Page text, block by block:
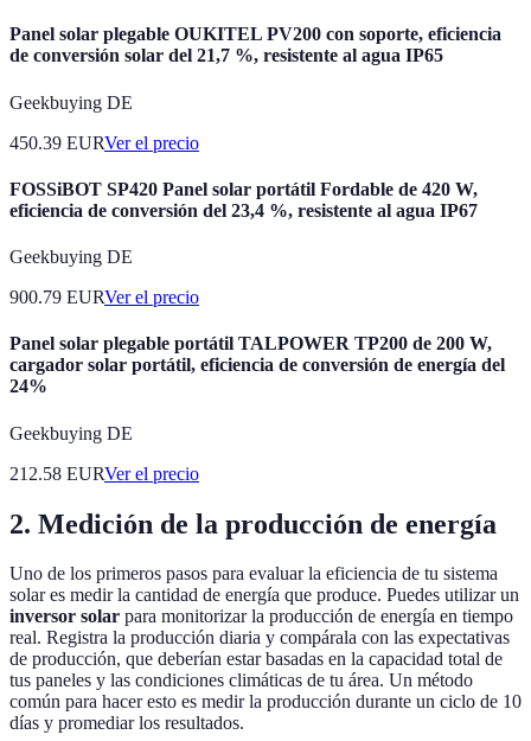
Panel solar plegable OUKITEL PV200 con soporte, eficiencia
de conversión solar del 21,7 %, resistente al agua IP65
Geekbuying DE
450.39 EURVer el precio
FOSSiBOT SP420 Panel solar portátil Fordable de 420 W,
eficiencia de conversión del 23,4 %, resistente al agua IP67
Geekbuying DE
900.79 EURVer el precio
Panel solar plegable portátil TALPOWER TP200 de 200 W,
cargador solar portátil, eficiencia de conversión de energía del
24%
Geekbuying DE
212.58 EURVer el precio
2. Medición de la producción de energía
Uno de los primeros pasos para evaluar la eficiencia de tu sistema
solar es medir la cantidad de energía que produce. Puedes utilizar un
inversor solar para monitorizar la producción de energía en tiempo
real. Registra la producción diaria y compárala con las expectativas
de producción, que deberían estar basadas en la capacidad total de
tus paneles y las condiciones climáticas de tu área. Un método
común para hacer esto es medir la producción durante un ciclo de 10
días y promediar los resultados.